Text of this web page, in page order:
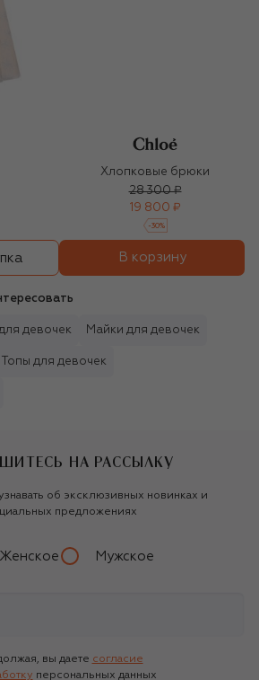
Хлопковые брюки
28 300 ₽
19 800 ₽
-30%
В корзину
девочек Майки для девочек
Топы для девочек
НА РАССЫЛКУ
об эксклюзивных новинках и
предложениях
Женское Мужское
вы даете согласие
персональных данных